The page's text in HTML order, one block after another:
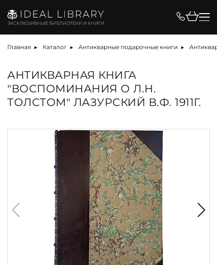
Главная Каталог Антикварные подарочные книги
АНТИКВАРНАЯ КНИГА
"ВОСПОМИНАНИЯ О Л.Н.
ТОЛСТОМ" ЛАЗУРСКИЙ В.Ф. 1911Г.